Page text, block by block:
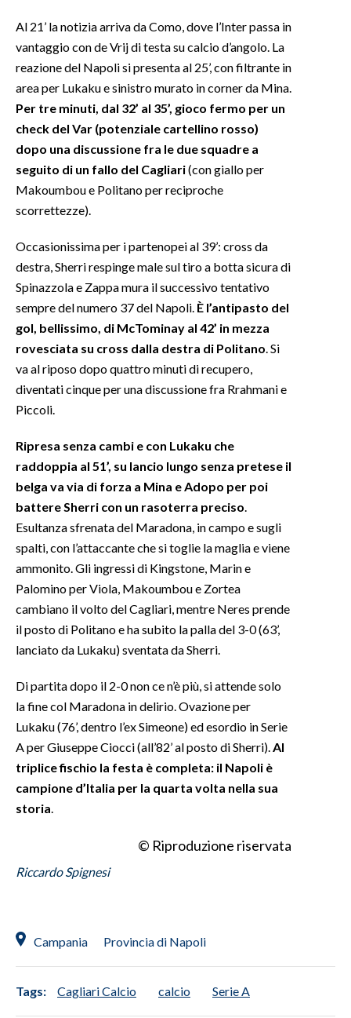
ABBONATI
ANNUNCI
NECROLOGI
PUBBLICITÀ
SPIAGGE
Al 21’ la notizia arriva da Como, dove l’Inter passa in
vantaggio con de Vrij di testa su calcio d’angolo. La
reazione del Napoli si presenta al 25’, con filtrante in
area per Lukaku e sinistro murato in corner da Mina.
Per tre minuti, dal 32’ al 35’, gioco fermo per un
check del Var (potenziale cartellino rosso)
dopo una discussione fra le due squadre a
seguito di un fallo del Cagliari(con giallo per
Makoumbou e Politano per reciproche
scorrettezze).
Occasionissima per i partenopei al 39’: cross da
destra, Sherri respinge male sul tiro a botta sicura di
Spinazzola e Zappa mura il successivo tentativo
sempre del numero 37 del Napoli. È l’antipasto del
gol, bellissimo, di McTominay al 42’ in mezza
rovesciata su cross dalla destra di Politano . Si
va al riposo dopo quattro minuti di recupero,
diventati cinque per una discussione fra Rrahmani e
Piccoli.
Ripresa senza cambi e con Lukaku che
raddoppia al 51’, su lancio lungo senza pretese il
belga va via di forza a Mina e Adopo per poi
battere Sherri con un rasoterra preciso
Esultanza sfrenata del Maradona, in campo e sugli
spalti, con l’attaccante che si toglie la maglia e viene
ammonito. Gli ingressi di Kingstone, Marin e
Palomino per Viola, Makoumbou e Zortea
cambiano il volto del Cagliari, mentre Neres prende
il posto di Politano e ha subito la palla del 3-0 (63’,
lanciato da Lukaku) sventata da Sherri.
Di partita dopo il 2-0 non ce n’è più, si attende solo
la fine col Maradona in delirio. Ovazione per
Lukaku (76’, dentro l’ex Simeone) ed esordio in Serie
A per Giuseppe Ciocci (all’82’ al posto di Sherri). Al
triplice fischio la festa è completa: il Napoli è
campione d’Italia per la quarta volta nella sua
storia
© Riproduzione riservata
Riccardo Spignesi
Campania Provincia di Napoli
Tags: Cagliari Calcio calcio Serie A